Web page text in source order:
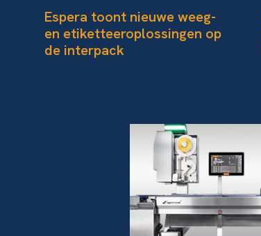
Espera toont nieuwe weeg-
en etiketteeroplossingen op
de interpack